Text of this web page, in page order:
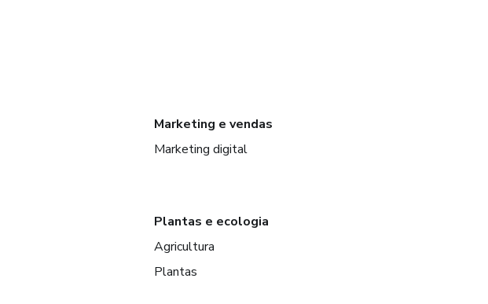
Marketing e vendas
Marketing digital
Plantas e ecologia
Agricultura
Plantas